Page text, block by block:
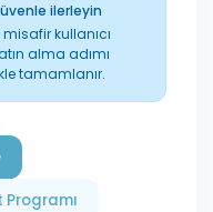
ilerleyin
kullanıcı
alma adımı
tamamlanır.